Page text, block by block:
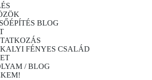
BLOG
FÉNYES CSALÁD
/ BLOG